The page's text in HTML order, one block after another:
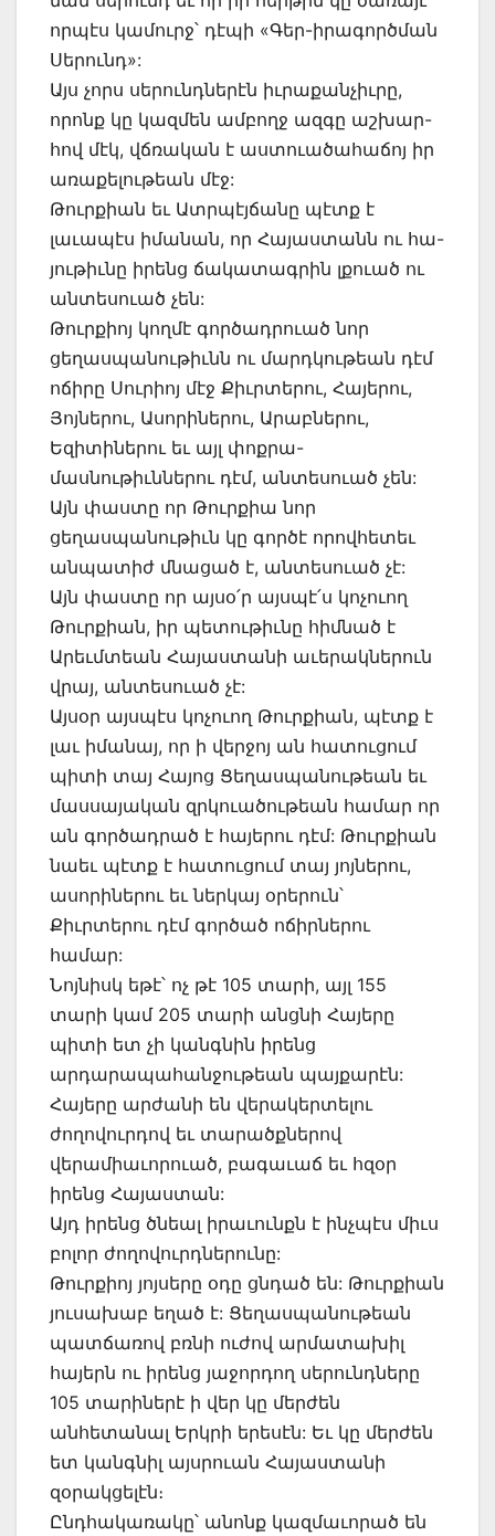
որպէս կամուրջ՝ դէպի «Գեր-իրագործման
Սերունդ»:
Այս չորս սերունդներէն իւրաքանչիւրը,
որոնք կը կազմեն ամբողջ ազգը աշխար-
հով մէկ, վճռական է աստուածահաճոյ իր
առաքելութեան մէջ:
Թուրքիան եւ Ատրպէյճանը պէտք է
լաւապէս իմանան, որ Հայաստանն ու հա-
յութիւնը իրենց ճակատագրին լքուած ու
անտեսուած չեն:
Թուրքիոյ կողմէ գործադրուած նոր
ցեղասպանութիւնն ու մարդկութեան դէմ
ոճիրը Սուրիոյ մէջ Քիւրտերու, Հայերու,
Յոյներու, Ասորիներու, Արաբներու,
Եզիտիներու եւ այլ փոքրա-
մասնութիւններու դէմ, անտեսուած չեն:
Այն փաստը որ Թուրքիա նոր
ցեղասպանութիւն կը գործէ որովհետեւ
անպատիժ մնացած է, անտեսուած չէ:
Այն փաստը որ այսօ՛ր այսպէ՛ս կոչուող
Թուրքիան, իր պետութիւնը հիմնած է
Արեւմտեան Հայաստանի աւերակներուն
վրայ, անտեսուած չէ:
Այսօր այսպէս կոչուող Թուրքիան, պէտք է
լաւ իմանայ, որ ի վերջոյ ան հատուցում
պիտի տայ Հայոց Ցեղասպանութեան եւ
մասսայական զրկուածութեան համար որ
ան գործադրած է հայերու դէմ: Թուրքիան
նաեւ պէտք է հատուցում տայ յոյներու,
ասորիներու եւ ներկայ օրերուն՝
Քիւրտերու դէմ գործած ոճիրներու
համար:
Նոյնիսկ եթէ՝ ոչ թէ 105 տարի, այլ 155
տարի կամ 205 տարի անցնի Հայերը
պիտի ետ չի կանգնին իրենց
արդարապահանջութեան պայքարէն:
Հայերը արժանի են վերակերտելու
ժողովուրդով եւ տարածքներով
վերամիաւորուած, բագաւաճ եւ հզօր
իրենց Հայաստան:
Այդ իրենց ծնեալ իրաւունքն է ինչպէս միւս
բոլոր ժողովուրդներունը:
Թուրքիոյ յոյսերը օդը ցնդած են: Թուրքիան
յուսախաբ եղած է: Ցեղասպանութեան
պատճառով բռնի ուժով արմատախիլ
հայերն ու իրենց յաջորդող սերունդները
105 տարիներէ ի վեր կը մերժեն
անհետանալ Երկրի երեսէն: Եւ կը մերժեն
ետ կանգնիլ այսրուան Հայաստանի
զօրակցելէն։
Ընդհակառակը՝ անոնք կազմաւորած են